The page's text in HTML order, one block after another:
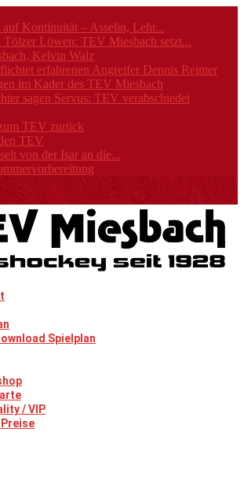
Kontinuität – Asselin, Lehr...
Tölzer Löwen: TEV Miesbach setzt...
Kelvin Walz
erfahrenen Angreifer Dennis Reimer
im Kader des TEV Miesbach
sagen Servus: TEV verabschiedet
TEV zurück
TEV
von der Isar an die...
Spielplan
/ VIP